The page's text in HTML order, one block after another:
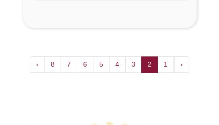
‹
1
2
3
4
5
6
7
8
›